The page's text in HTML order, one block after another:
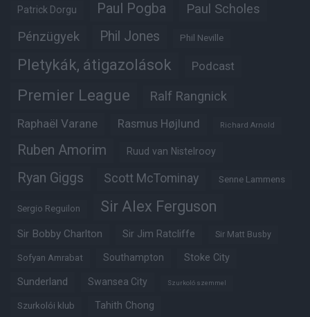
Patrick Dorgu Paul Pogba Paul Scholes
Pénzügyek Phil Jones Phil Neville
Pletykák, átigazolások Podcast
Premier League Ralf Rangnick
Raphaël Varane Rasmus Højlund Richard Arnold
Ruben Amorim Ruud van Nistelrooy
Ryan Giggs Scott McTominay Senne Lammens
Sergio Reguilon Sir Alex Ferguson
Sir Bobby Charlton Sir Jim Ratcliffe Sir Matt Busby
Sofyan Amrabat Southampton Stoke City
Sunderland Swansea City Szurkoló szemmel
Szurkolói klub Tahith Chong